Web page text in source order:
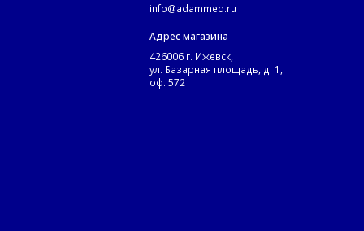
info@adammed.ru
Адрес магазина
426006 г. Ижевск,
ул. Базарная площадь, д. 1,
оф. 572